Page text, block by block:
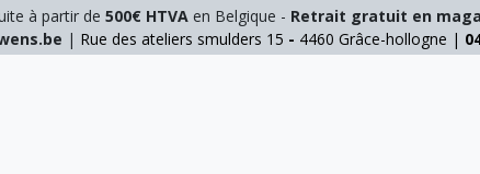
à partir de 500€ HTVAen Belgique - Retrait gratuit en
| Rue des ateliers smulders 15 - 4460 Grâce-hollogne |